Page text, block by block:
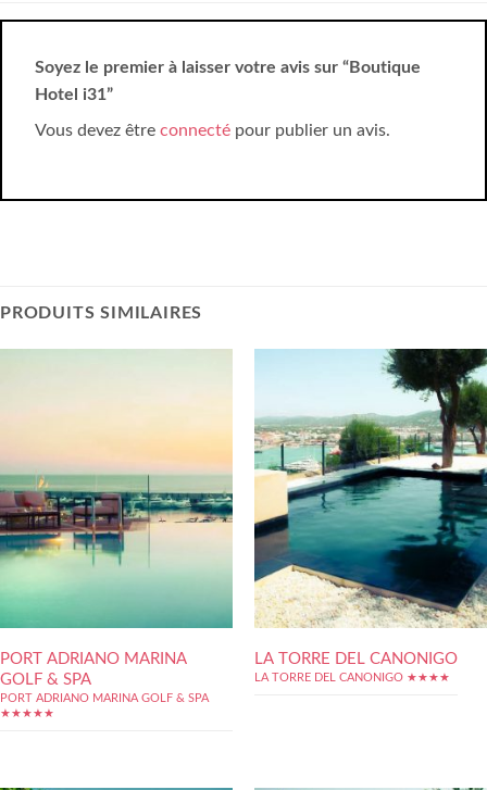
Soyez le premier à laisser votre avis sur “Boutique
Hotel i31”
Vous devez être connecté pour publier un avis.
PRODUITS SIMILAIRES
PORT ADRIANO MARINA
GOLF & SPA
PORT ADRIANO MARINA GOLF & SPA
★★★★★
LA TORRE DEL CANONIGO
LA TORRE DEL CANONIGO ★★★★